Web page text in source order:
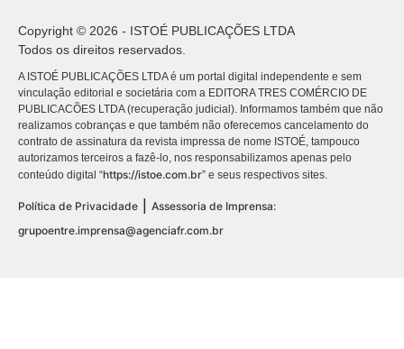
Copyright © 2026 - ISTOÉ PUBLICAÇÕES LTDA
Todos os direitos reservados.
A ISTOÉ PUBLICAÇÕES LTDA é um portal digital independente e sem
vinculação editorial e societária com a EDITORA TRES COMÉRCIO DE
PUBLICACÕES LTDA (recuperação judicial). Informamos também que não
realizamos cobranças e que também não oferecemos cancelamento do
contrato de assinatura da revista impressa de nome ISTOÉ, tampouco
autorizamos terceiros a fazê-lo, nos responsabilizamos apenas pelo
conteúdo digital “https://istoe.com.br” e seus respectivos sites.
Política de Privacidade | Assessoria de Imprensa:
grupoentre.imprensa@agenciafr.com.br